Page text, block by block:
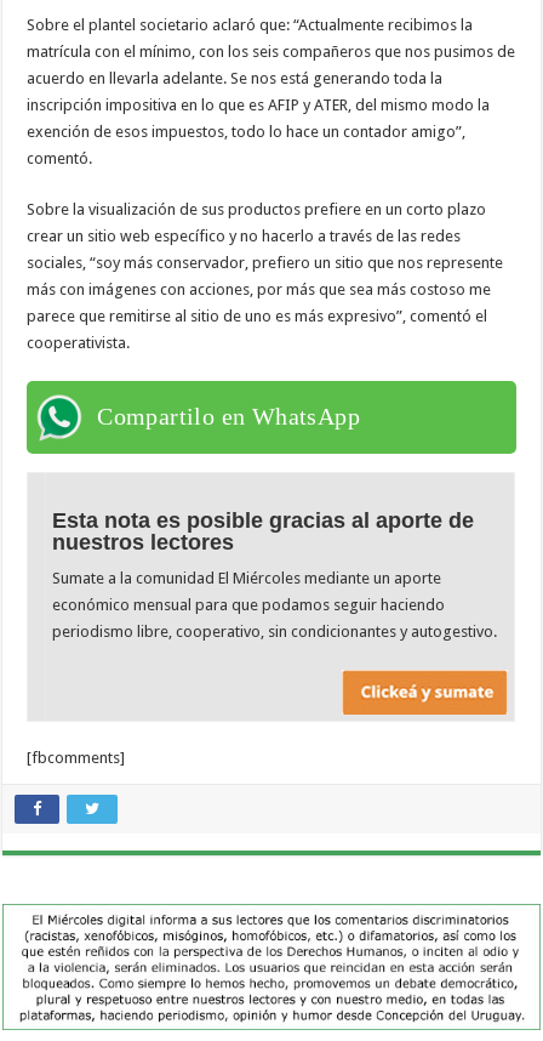
Sobre el plantel societario aclaró que: “Actualmente recibimos la
matrícula con el mínimo, con los seis compañeros que nos pusimos de
acuerdo en llevarla adelante. Se nos está generando toda la
inscripción impositiva en lo que es AFIP y ATER, del mismo modo la
exención de esos impuestos, todo lo hace un contador amigo”,
comentó.
Sobre la visualización de sus productos prefiere en un corto plazo
crear un sitio web específico y no hacerlo a través de las redes
sociales, “soy más conservador, prefiero un sitio que nos represente
más con imágenes con acciones, por más que sea más costoso me
parece que remitirse al sitio de uno es más expresivo”, comentó el
cooperativista.
Compartilo en WhatsApp
Esta nota es posible gracias al aporte de
nuestros lectores
Sumate a la comunidad El Miércoles mediante un aporte
económico mensual para que podamos seguir haciendo
periodismo libre, cooperativo, sin condicionantes y autogestivo.
[fbcomments]